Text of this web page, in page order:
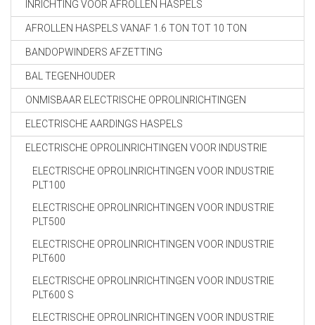
INRICHTING VOOR AFROLLEN HASPELS
AFROLLEN HASPELS VANAF 1.6 TON TOT 10 TON
BANDOPWINDERS AFZETTING
BAL TEGENHOUDER
ONMISBAAR ELECTRISCHE OPROLINRICHTINGEN
ELECTRISCHE AARDINGS HASPELS
ELECTRISCHE OPROLINRICHTINGEN VOOR INDUSTRIE
ELECTRISCHE OPROLINRICHTINGEN VOOR INDUSTRIE
PLT100
ELECTRISCHE OPROLINRICHTINGEN VOOR INDUSTRIE
PLT500
ELECTRISCHE OPROLINRICHTINGEN VOOR INDUSTRIE
PLT600
ELECTRISCHE OPROLINRICHTINGEN VOOR INDUSTRIE
PLT600 S
ELECTRISCHE OPROLINRICHTINGEN VOOR INDUSTRIE